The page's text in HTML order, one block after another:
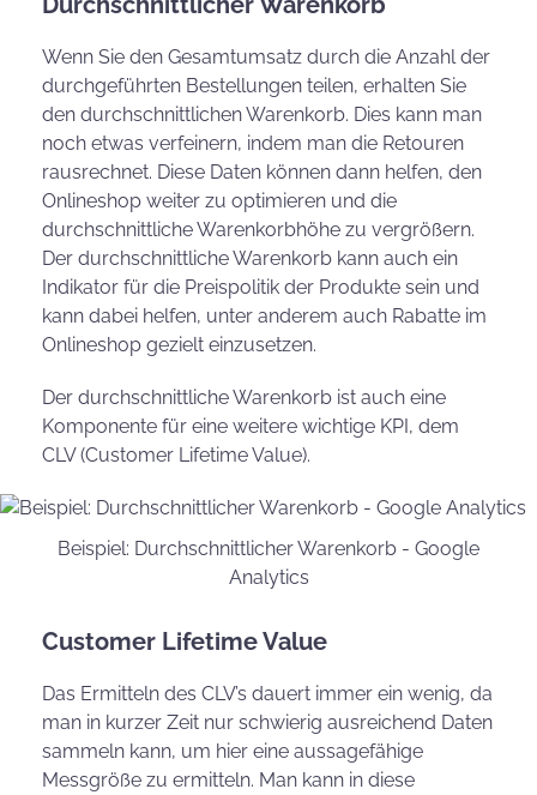
Wenn Sie den Gesamtumsatz durch die Anzahl der
durchgeführten Bestellungen teilen, erhalten Sie
den durchschnittlichen Warenkorb. Dies kann man
noch etwas verfeinern, indem man die Retouren
rausrechnet. Diese Daten können dann helfen, den
Onlineshop weiter zu optimieren und die
durchschnittliche Warenkorbhöhe zu vergrößern.
Der durchschnittliche Warenkorb kann auch ein
Indikator für die Preispolitik der Produkte sein und
kann dabei helfen, unter anderem auch Rabatte im
Onlineshop gezielt einzusetzen.
Der durchschnittliche Warenkorb ist auch eine
Komponente für eine weitere wichtige KPI, dem
CLV (Customer Lifetime Value).
Beispiel: Durchschnittlicher Warenkorb - Google
Analytics
Customer Lifetime Value
Das Ermitteln des CLV’s dauert immer ein wenig, da
man in kurzer Zeit nur schwierig ausreichend Daten
sammeln kann, um hier eine aussagefähige
Messgröße zu ermitteln. Man kann in diese